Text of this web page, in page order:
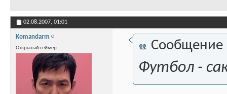
02.08.2007, 01:01
Komandarm
Открытый геймер Сообщение
Футбол -